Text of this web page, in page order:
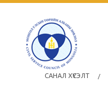
САНАЛ ХҮСЭЛТ /